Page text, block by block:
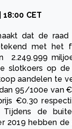
18:00 CET
dat de
met het
2.249.999
slotkoers op
aandelen te
95/100e van
€0.30
de
2019 hebben